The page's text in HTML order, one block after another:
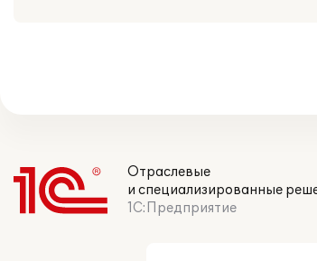
Отраслевые
и специализированные
1С:Предприятие